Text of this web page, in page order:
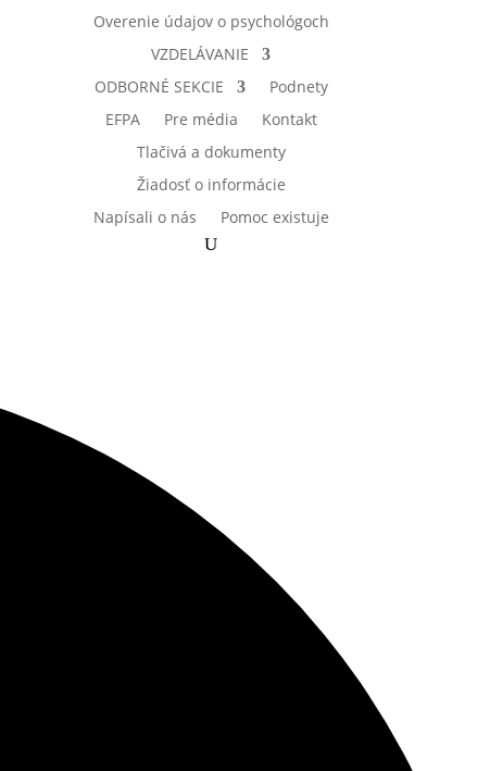
Overenie údajov o psychológoch
VZDELÁVANIE
ODBORNÉ SEKCIE
Podnety
EFPA
Pre média
Kontakt
Tlačivá a dokumenty
Žiadosť o informácie
Napísali o nás
Pomoc existuje